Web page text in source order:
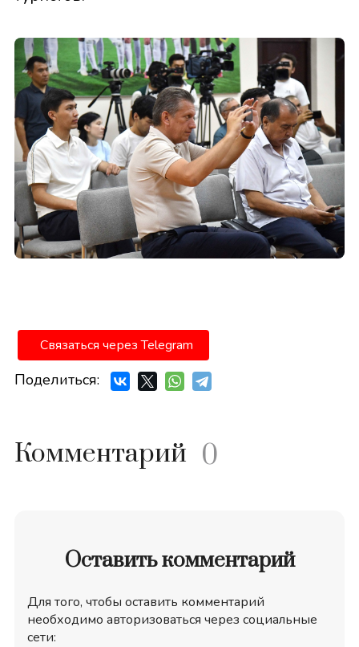
Связаться через Telegram
Поделиться:
Комментарий 0
Оставить комментарий
Для того, чтобы оставить комментарий
необходимо авторизоваться через социальные
сети: